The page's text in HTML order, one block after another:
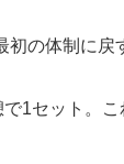
の体制に戻
1セット。